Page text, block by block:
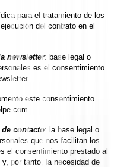
para el tratamiento de los
del contrato en el
newsletter: base legal o
es el consentimiento
este consentimiento
de contacto: la base legal o
que nos facilitan los
el consentimiento prestado al
por tanto, la necesidad de